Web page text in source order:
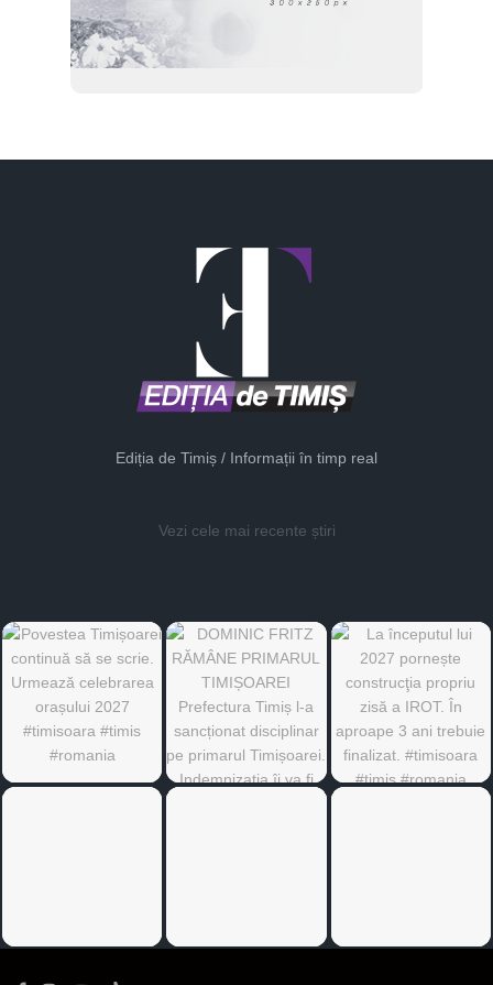
Ediția de Timiș / Informații în timp real
Vezi cele mai recente știri